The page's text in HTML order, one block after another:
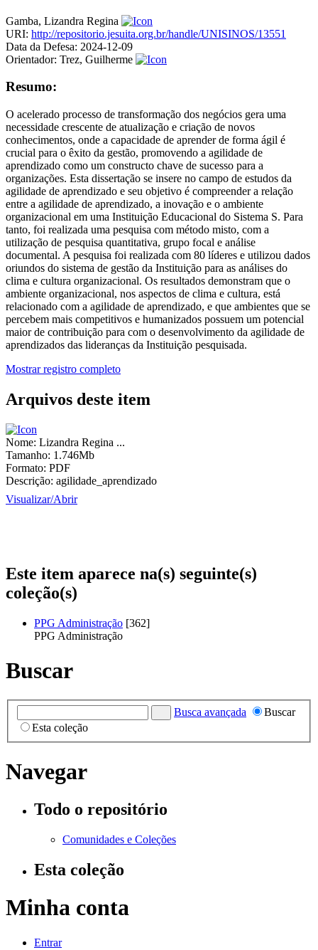
Gamba, Lizandra Regina
URI: http://repositorio.jesuita.org.br/handle/UNISINOS/13551
Data da Defesa: 2024-12-09
Orientador: Trez, Guilherme
Resumo:
O acelerado processo de transformação dos negócios gera uma
necessidade crescente de atualização e criação de novos
conhecimentos, onde a capacidade de aprender de forma ágil é
crucial para o êxito da gestão, promovendo a agilidade de
aprendizado como um constructo chave de sucesso para a
organizações. Esta dissertação se insere no campo de estudos da
agilidade de aprendizado e seu objetivo é compreender a relação
entre a agilidade de aprendizado, a inovação e o ambiente
organizacional em uma Instituição Educacional do Sistema S. Para
tanto, foi realizada uma pesquisa com método misto, com a
utilização de pesquisa quantitativa, grupo focal e análise
documental. A pesquisa foi realizada com 80 líderes e utilizou dados
oriundos do sistema de gestão da Instituição para as análises do
clima e cultura organizacional. Os resultados demonstram que o
ambiente organizacional, nos aspectos de clima e cultura, está
relacionado com a agilidade de aprendizado, e que ambientes que se
percebem mais competitivos e humanizados possuem um potencial
maior de contribuição para com o desenvolvimento da agilidade de
aprendizados das lideranças da Instituição pesquisada.
Mostrar registro completo
Arquivos deste item
Nome: Lizandra Regina ...
Tamanho: 1.746Mb
Formato: PDF
Descrição: agilidade_aprendizado
Visualizar/Abrir
Este item aparece na(s) seguinte(s)
coleção(s)
PPG Administração [362]
PPG Administração
Buscar
Busca avançada
Buscar
Esta coleção
Navegar
Todo o repositório
Comunidades e Coleções
Esta coleção
Minha conta
Entrar